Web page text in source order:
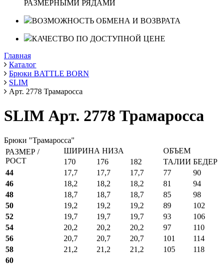
РАЗМЕРНЫМИ РЯДАМИ
ВОЗМОЖНОСТЬ ОБМЕНА И ВОЗВРАТА
КАЧЕСТВО ПО ДОСТУПНОЙ ЦЕНЕ
Главная
Каталог
Брюки BATTLE BORN
SLIM
Арт. 2778 Трамаросса
SLIM Арт. 2778 Трамаросса
Брюки "Трамаросса"
РАЗМЕР /
РОСТ
ШИРИНА НИЗА
ОБЪЕМ
170
176 182 ТАЛИИ БЕДЕР
44
17,7 17,7 17,7 77
90
46
18,2 18,2 18,2 81
94
48
18,7 18,7 18,7 85
98
50
19,2 19,2 19,2 89
102
52
19,7 19,7 19,7 93
106
54
20,2 20,2 20,2 97
110
56
20,7 20,7 20,7 101
114
58
21,2 21,2 21,2 105
118
60